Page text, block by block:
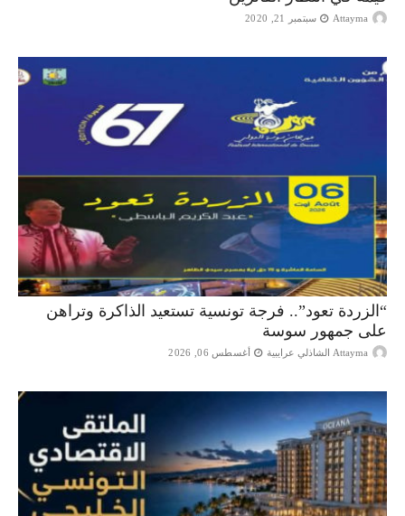
Attayma سبتمبر 21, 2020
“الزردة تعود”.. فرجة تونسية تستعيد الذاكرة وتراهن
على جمهور سوسة
Attayma الشاذلي عرايبية أغسطس 06, 2026